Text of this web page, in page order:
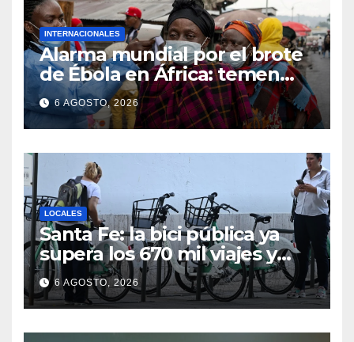
INTERNACIONALES
Alarma mundial por el brote
de Ébola en África: temen
que el virus esté mutando
tras superar los 4.000 casos
6 AGOSTO, 2026
LOCALES
Santa Fe: la bici pública ya
supera los 670 mil viajes y
suma nuevas estaciones
6 AGOSTO, 2026